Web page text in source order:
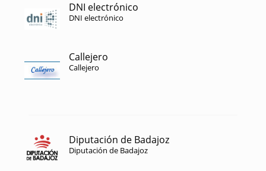
DNI electrónico
DNI electrónico
Callejero
Callejero
Diputación de Badajoz
Diputación de Badajoz